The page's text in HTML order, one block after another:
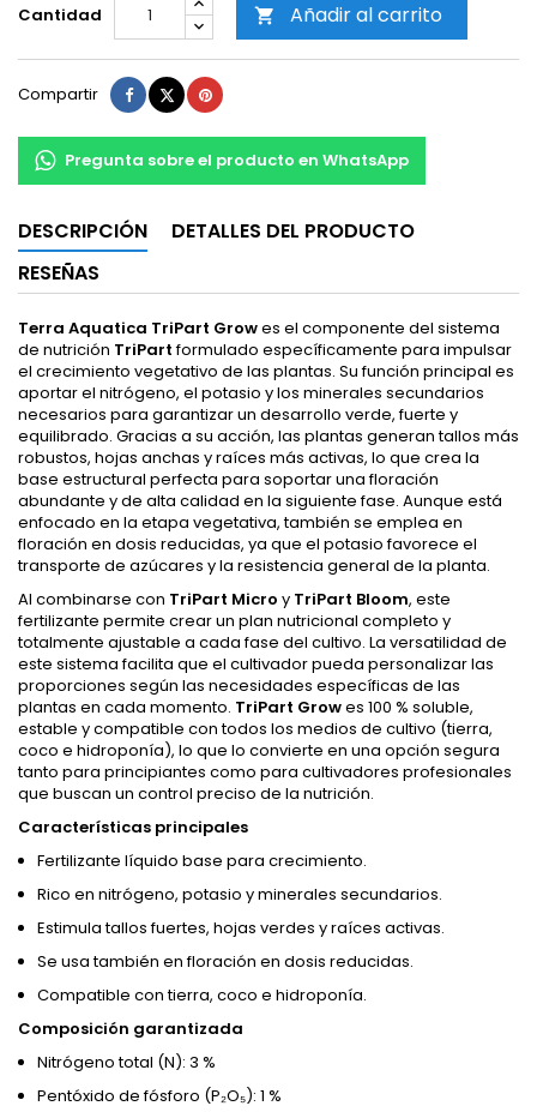
Cantidad
 Añadir al carrito
Compartir Compartir
TuitearPinterest
Pregunta sobre el producto en WhatsApp
DESCRIPCIÓN
DETALLES DEL PRODUCTO
RESEÑAS
Terra Aquatica TriPart Growes el componente del sistema
de nutrición TriPartformulado específicamente para impulsar
el crecimiento vegetativo de las plantas. Su función principal es
aportar el nitrógeno, el potasio y los minerales secundarios
necesarios para garantizar un desarrollo verde, fuerte y
equilibrado. Gracias a su acción, las plantas generan tallos más
robustos, hojas anchas y raíces más activas, lo que crea la
base estructural perfecta para soportar una floración
abundante y de alta calidad en la siguiente fase. Aunque está
enfocado en la etapa vegetativa, también se emplea en
floración en dosis reducidas, ya que el potasio favorece el
transporte de azúcares y la resistencia general de la planta.
Al combinarse con TriPart Micro y TriPart Bloom, este
fertilizante permite crear un plan nutricional completo y
totalmente ajustable a cada fase del cultivo. La versatilidad de
este sistema facilita que el cultivador pueda personalizar las
proporciones según las necesidades específicas de las
plantas en cada momento. TriPart Growes 100 % soluble,
estable y compatible con todos los medios de cultivo (tierra,
coco e hidroponía), lo que lo convierte en una opción segura
tanto para principiantes como para cultivadores profesionales
que buscan un control preciso de la nutrición.
Características principales
Fertilizante líquido base para crecimiento.
Rico en nitrógeno, potasio y minerales secundarios.
Estimula tallos fuertes, hojas verdes y raíces activas.
Se usa también en floración en dosis reducidas.
Compatible con tierra, coco e hidroponía.
Composición garantizada
Nitrógeno total (N): 3 %
Pentóxido de fósforo (P₂O₅): 1 %